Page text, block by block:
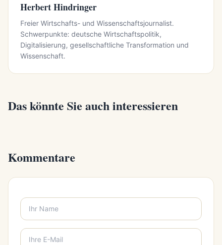
Herbert Hindringer
Freier Wirtschafts- und Wissenschaftsjournalist.
Schwerpunkte: deutsche Wirtschaftspolitik,
Digitalisierung, gesellschaftliche Transformation und
Wissenschaft.
Das könnte Sie auch interessieren
Kommentare